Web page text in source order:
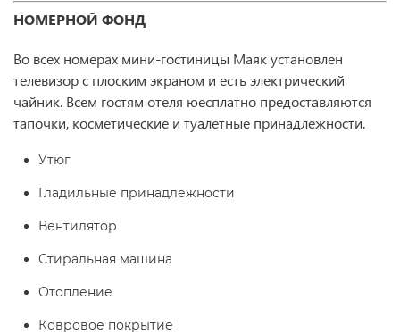
НОМЕРНОЙ ФОНД
Во всех номерах мини-гостиницы Маяк установлен
телевизор с плоским экраном и есть электрический
чайник. Всем гостям отеля юесплатно предоставляются
тапочки, косметические и туалетные принадлежности.
Утюг
Гладильные принадлежности
Вентилятор
Стиральная машина
Отопление
Ковровое покрытие